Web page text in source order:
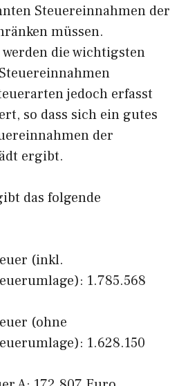
Steuereinnahmen der
müssen.
die wichtigsten
jedoch erfasst
so dass sich ein gutes
der
ergibt.
das folgende
(inkl.
1.785.568
(ohne
1.628.150